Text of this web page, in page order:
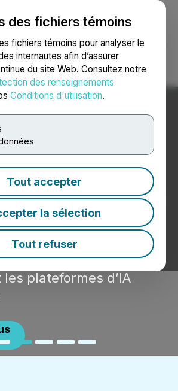
des fichiers témoins
fichiers témoins pour analyser le
internautes afin d’assurer
du site Web. Consultez notre
des renseignements
Conditions d'utilisation.
Tout accepter
la sélection
Tout refuser
session Recherche English
par
les gens
pour ChatGPT,
plateformes d’IA